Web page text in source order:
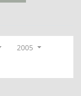
2005